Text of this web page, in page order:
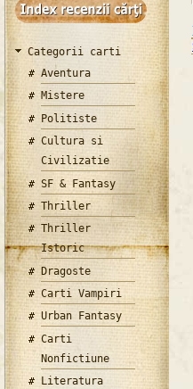
Categorii carti
Aventura
Mistere
Politiste
Cultura si
Civilizatie
SF & Fantasy
Thriller
Thriller
Istoric
Dragoste
Carti Vampiri
Urban Fantasy
Carti
Nonfictiune
Literatura